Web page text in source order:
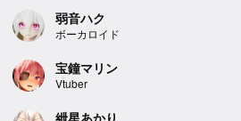
弱音ハク
ボーカロイド
宝鐘マリン
Vtuber